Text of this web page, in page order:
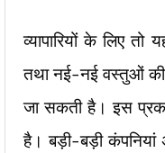
व्यापारियों के लिए
तथा नई-नई वस्तुओं की
जा सकती है। इस
है। बड़ी-बड़ी कंपनियां